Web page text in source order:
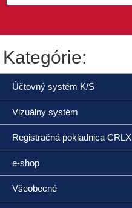
Kategórie:
Účtovný systém K/S
Vizuálny systém
Registračná pokladnica CRLX
e-shop
Všeobecné